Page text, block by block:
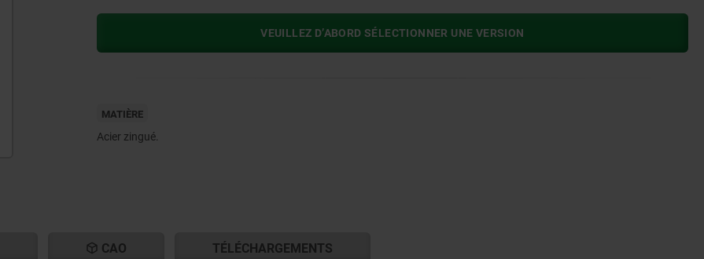
VEUILLEZ D’ABORD SÉLECTIONNER UNE VERSION
MATIÈRE
Acier zingué.
CAO TÉLÉCHARGEMENTS